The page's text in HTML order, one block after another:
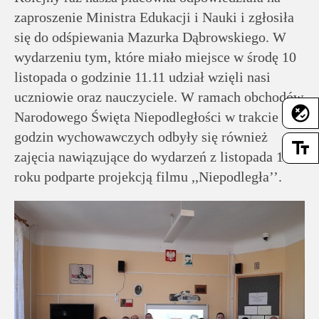
flaky
text_fields
Dla
pracowników
Historia
Wirtualny
spacer
strony
Deklaracja
dostępności
zaproszenie Ministra Edukacji i Nauki i zgłosiła
się do odśpiewania Mazurka Dąbrowskiego. W
wydarzeniu tym, które miało miejsce w środę 10
listopada o godzinie 11.11 udział wzięli nasi
uczniowie oraz nauczyciele. W ramach obchodów
Narodowego Święta Niepodległości w trakcie
godzin wychowawczych odbyły się również
zajęcia nawiązujące do wydarzeń z listopada 1918
roku podparte projekcją filmu ,,Niepodległa’’.